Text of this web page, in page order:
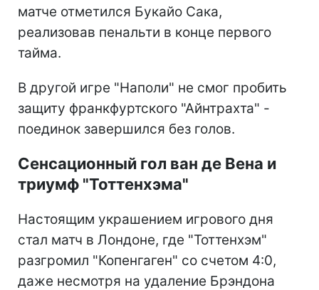
матче отметился Букайо Сака,
реализовав пенальти в конце первого
тайма.
В другой игре "Наполи" не смог пробить
защиту франкфуртского "Айнтрахта" -
поединок завершился без голов.
Сенсационный гол ван де Вена и
триумф "Тоттенхэма"
Настоящим украшением игрового дня
стал матч в Лондоне, где "Тоттенхэм"
разгромил "Копенгаген" со счетом 4:0,
даже несмотря на удаление Брэндона